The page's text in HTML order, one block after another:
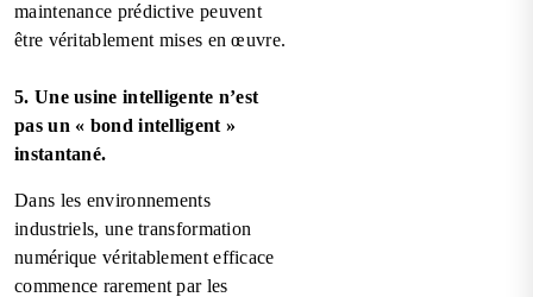
maintenance prédictive peuvent
être véritablement mises en œuvre.
5. Une usine intelligente n’est
pas un « bond intelligent »
instantané.
Dans les environnements
industriels, une transformation
numérique véritablement efficace
commence rarement par les